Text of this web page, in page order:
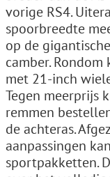
vorige RS4.
spoorbreedte
op de
camber.
met 21-inch
Tegen meerprijs
remmen
de achteras.
aanpassingen
sportpakketten.